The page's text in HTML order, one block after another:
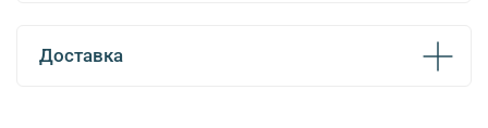
Доставка